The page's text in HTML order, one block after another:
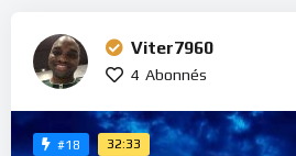
Viter7960
4 Abonnés
#18 32:33